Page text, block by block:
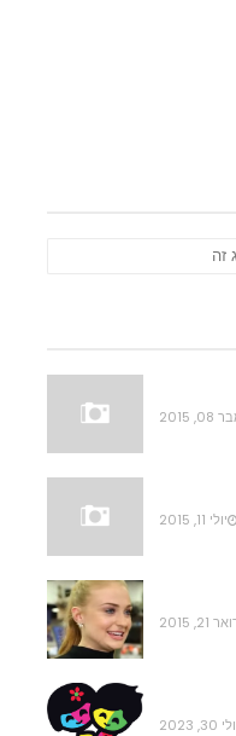
2015
יולי 11, 2015
2015
30, 2023